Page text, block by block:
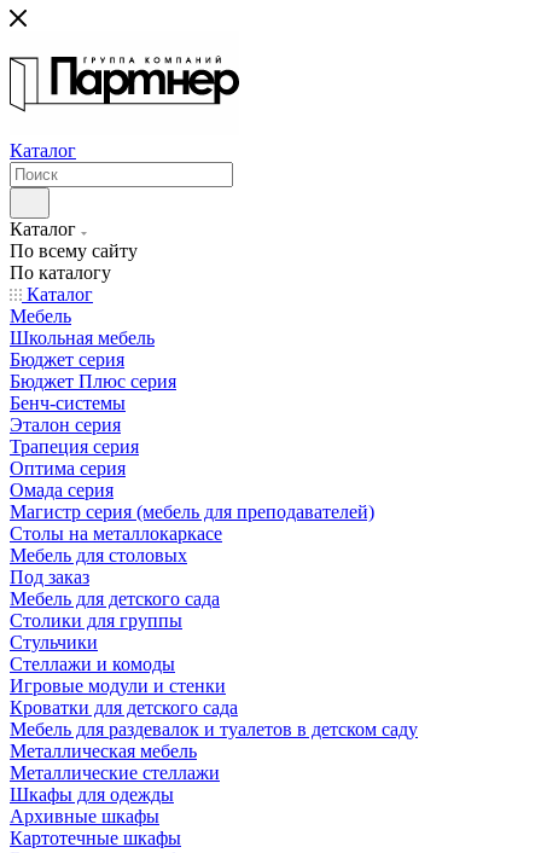
Каталог
Каталог
По всему сайту
По каталогу
Каталог
Мебель
Школьная мебель
Бюджет серия
Бюджет Плюс серия
Бенч-системы
Эталон серия
Трапеция серия
Оптима серия
Омада серия
Магистр серия (мебель для преподавателей)
Столы на металлокаркасе
Мебель для столовых
Под заказ
Мебель для детского сада
Столики для группы
Стульчики
Стеллажи и комоды
Игровые модули и стенки
Кроватки для детского сада
Мебель для раздевалок и туалетов в детском саду
Металлическая мебель
Металлические стеллажи
Шкафы для одежды
Архивные шкафы
Картотечные шкафы